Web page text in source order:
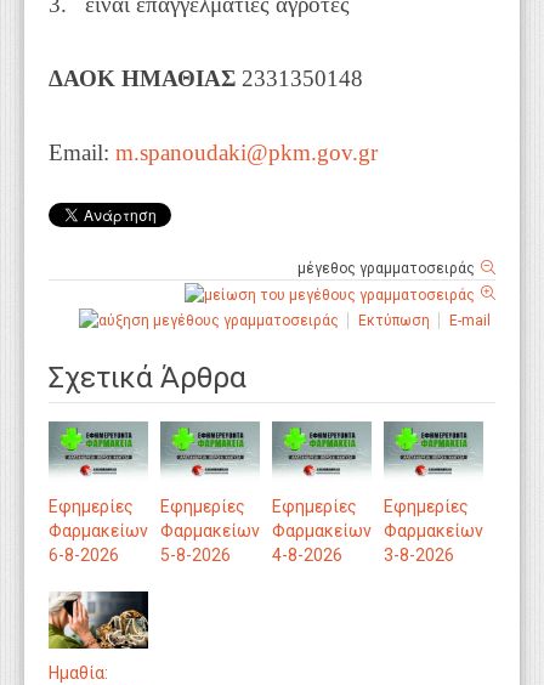
ΔΑΟΚ ΗΜΑΘΙΑΣ 2331350148
Email: m.spanoudaki@pkm.gov.gr
μέγεθος γραμματοσειράς
Εκτύπωση E-mail
Σχετικά Άρθρα
Εφημερίες
Φαρμακείων
6-8-2026
Εφημερίες
Φαρμακείων
5-8-2026
Εφημερίες
Φαρμακείων
4-8-2026
Εφημερίες
Φαρμακείων
3-8-2026
Ημαθία: